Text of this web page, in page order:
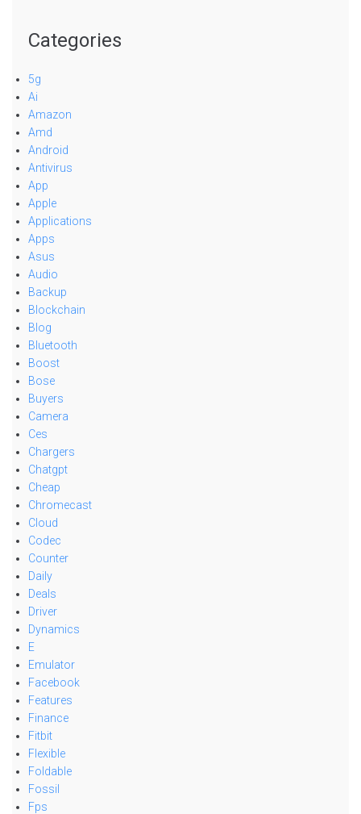
Categories
5g
Ai
Amazon
Amd
Android
Antivirus
App
Apple
Applications
Apps
Asus
Audio
Backup
Blockchain
Blog
Bluetooth
Boost
Bose
Buyers
Camera
Ces
Chargers
Chatgpt
Cheap
Chromecast
Cloud
Codec
Counter
Daily
Deals
Driver
Dynamics
E
Emulator
Facebook
Features
Finance
Fitbit
Flexible
Foldable
Fossil
Fps